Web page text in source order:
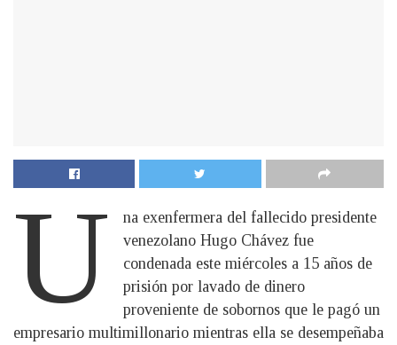
U
na exenfermera del fallecido presidente
venezolano Hugo Chávez fue
condenada este miércoles a 15 años de
prisión por lavado de dinero
proveniente de sobornos que le pagó un
empresario multimillonario mientras ella se desempeñaba